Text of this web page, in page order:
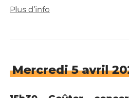
Plus d’info
Mercredi 5 avril